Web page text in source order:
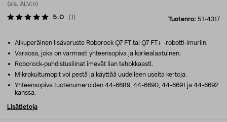
(sis. ALV:n)
Tuotenro: 51-4317
5.0 (1 )
Alkuperäinen lisävaruste Roborock Q7 FT tai Q7 FT+ -robotti-imuriin.
Varaosa, joka on varmasti yhteensopiva ja korkealaatuinen.
Roborock-puhdistusliinat imevät lian tehokkaasti.
Mikrokuitumopit voi pestä ja käyttää uudelleen useita kertoja.
Yhteensopiva tuotenumeroiden 44-6689, 44-6690, 44-6691 ja 44-6692
kanssa.
Lisätietoja